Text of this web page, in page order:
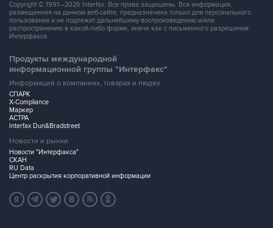
Copyright © 1991—2026 Interfax. Все права защищены. Вся информация,
размещенная на данном веб-сайте, предназначена только для персонального
пользования и не подлежит дальнейшему воспроизведению и/или
распространению в какой-либо форме, иначе как с письменного разрешения
Интерфакса.
Продукты международной
информационной группы "Интерфакс"
Информация о компаниях, товарах и людях
СПАРК
X-Compliance
Маркер
АСТРА
Interfax Dun&Bradstreet
Новости и рынки
Новости "Интерфакса"
СКАН
RU Data
Центр раскрытия корпоративной информации